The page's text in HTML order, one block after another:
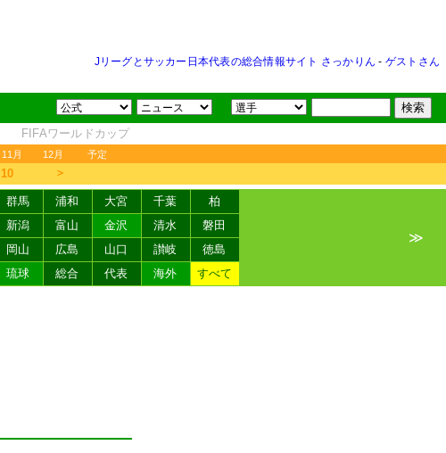
Jリーグとサッカー日本代表の総合情報サイト さっかりん - ゲストさん
FIFAワールドカップ
11月 12月 予定
10 ＞
群馬 浦和 大宮 千葉
柏
新潟 富山 金沢 清水
磐田
岡山 広島 山口 讃岐
徳島
琉球 総合 代表 海外 すべて
≫